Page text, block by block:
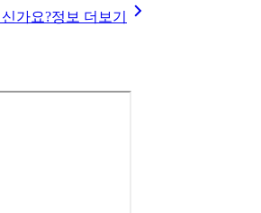
가요?정보 더보기